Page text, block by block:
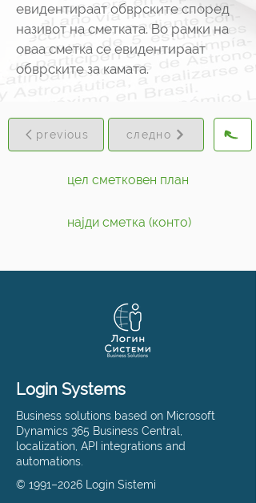
евидентираат обврските според
називот на сметката. Во рамки на
оваа сметка се евидентираат
обврските за камата.
previous следно
цел сметковен план
најди сметка (конто)
Login Systems
Business solutions based on Microsoft
Dynamics 365 Business Central,
localization, API integrations and
automations.
© 1991–2026 Login Sistemi